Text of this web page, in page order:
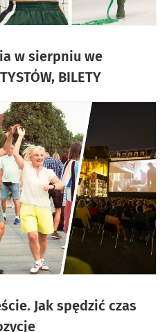
w sierpniu we
BILETY
Jak spędzić czas